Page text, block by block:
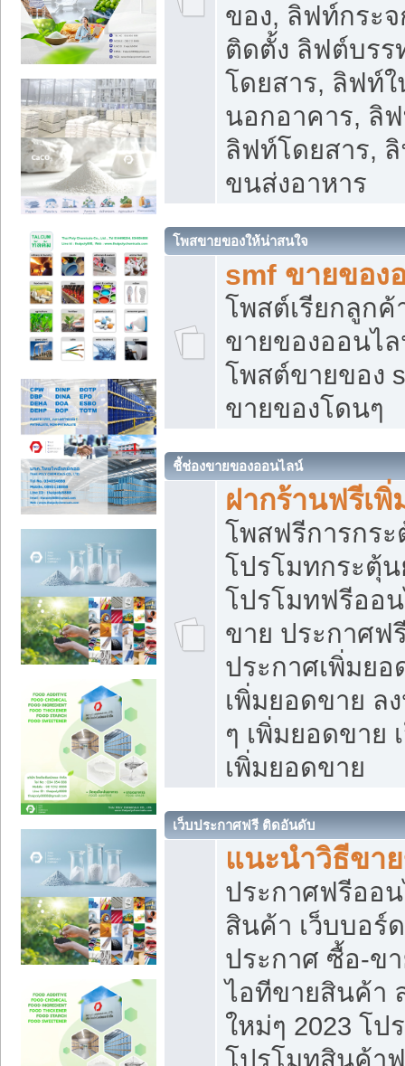
ของ, ลิฟท์กระ
ติดตั้ง ลิฟต์บร
โดยสาร, ลิฟท์
นอกอาคาร, ลิ
ลิฟท์โดยสาร,
ขนส่งอาหาร
โพสขายของให้น่าสนใจ
smf ขายของ
โพสต์เรียกลูกค้
ขายของออนไ
โพสต์ขายของ
ขายของโดนๆ
ชี้ช่องขายของออนไลน์
ฝากร้านฟรีเ
โพสฟรีการกร
โปรโมทกระตุ้
โปรโมทฟรีออ
ขาย ประกาศฟ
ประกาศเพิ่มย
เพิ่มยอดขาย ล
ๆ เพิ่มยอดขาย
เพิ่มยอดขาย
เว็บประกาศฟรี ติดอันดับ
แนะนำวิธีขา
ประกาศฟรีออ
สินค้า เว็บบอร์
ประกาศ ซื้อ-ข
ไอทีขายสินค้า
ใหม่ๆ 2023 โป
โปรโมทสินค้า